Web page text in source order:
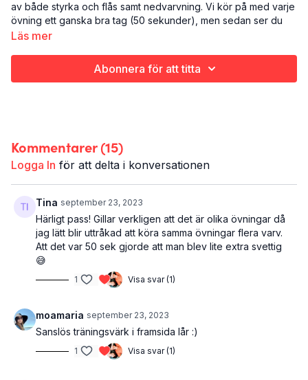
av både styrka och flås samt nedvarvning. Vi kör på med varje
övning ett ganska bra tag (50 sekunder), men sedan ser du
den aldrig mer igen (i det här passet iaf): allt som allt en
Styrketräning (uppvärmning och stretch inkluderat)
Läs mer
Abonnera för att titta
Kommentarer (15)
Logga In för att delta i konversationen
Tina september 23, 2023
Härligt pass! Gillar verkligen att det är olika övningar då
jag lätt blir uttråkad att köra samma övningar flera varv.
Att det var 50 sek gjorde att man blev lite extra svettig
😅
1 Visa svar (1)
moamaria september 23, 2023
Sanslös träningsvärk i framsida lår :)
1 Visa svar (1)